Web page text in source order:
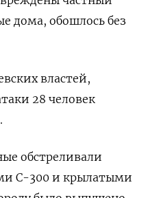
дома, обошлось без
властей,
28 человек
обстреливали
С-300 и крылатыми